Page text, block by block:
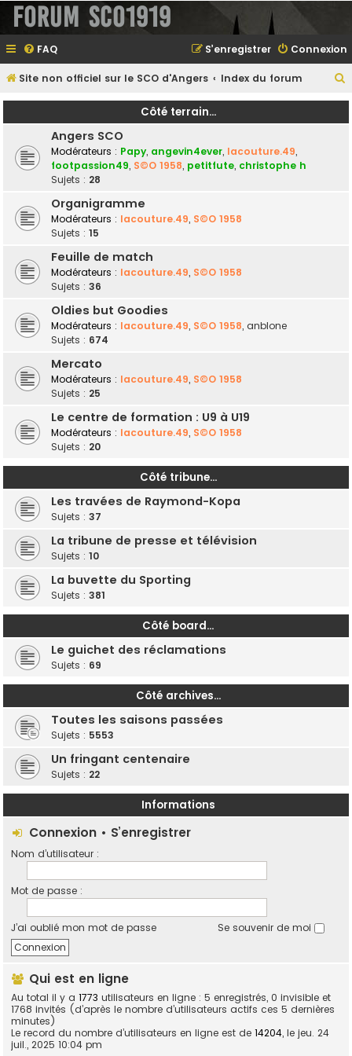
Forum SCO1919
FAQ Connexion
S’enregistrer
Site non officiel sur le SCO d'Angers Index du forum
e
Côté terrain...
Angers SCO
Modérateurs : Papy, angevin4ever, lacouture.49,
footpassion49, S©O 1958, petitfute, christophe h
Sujets : 28
Organigramme
Modérateurs : lacouture.49, S©O 1958
Sujets : 15
Feuille de match
Modérateurs : lacouture.49, S©O 1958
Sujets : 36
Oldies but Goodies
Modérateurs : lacouture.49, S©O 1958, anblone
Sujets : 674
Mercato
Modérateurs : lacouture.49, S©O 1958
Sujets : 25
Le centre de formation : U9 à U19
Modérateurs : lacouture.49, S©O 1958
Sujets : 20
Côté tribune...
Les travées de Raymond-Kopa
Sujets : 37
La tribune de presse et télévision
Sujets : 10
La buvette du Sporting
Sujets : 381
Côté board...
Le guichet des réclamations
Sujets : 69
Côté archives...
Toutes les saisons passées
Sujets : 5553
Un fringant centenaire
Sujets : 22
Informations
Connexion • S’enregistrer
Nom d’utilisateur :
Mot de passe :
J’ai oublié mon mot de passe Se souvenir de moi
Qui est en ligne
Au total il y a 1773 utilisateurs en ligne : 5 enregistrés, 0 invisible et
1768 invités (d’après le nombre d’utilisateurs actifs ces 5 dernières
minutes)
Le record du nombre d’utilisateurs en ligne est de 14204, le jeu. 24
juil., 2025 10:04 pm